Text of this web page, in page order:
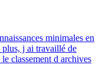
minimales en
j ai travaillé de
classement d archives